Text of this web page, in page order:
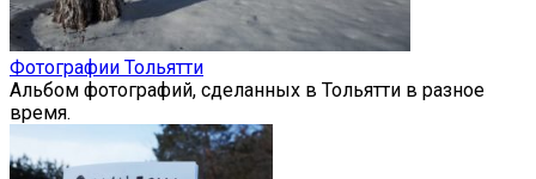
Фотографии Тольятти
Альбом фотографий, сделанных в Тольятти в разное
время.